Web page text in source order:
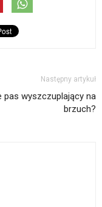
Następny artykuł
pas wyszczuplający na
brzuch?